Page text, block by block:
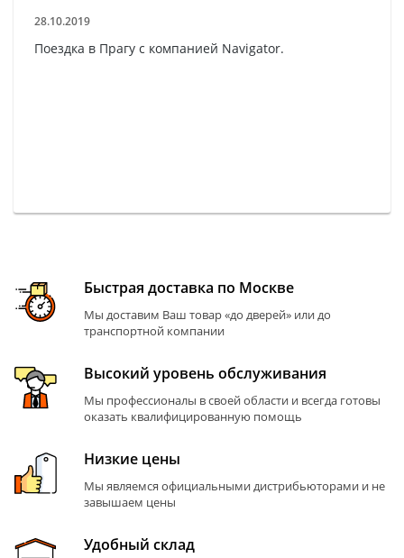
28.10.2019
Поездка в Прагу с компанией Navigator.
Быстрая доставка по Москве
Мы доставим Ваш товар «до дверей» или до
транспортной компании
Высокий уровень обслуживания
Мы профессионалы в своей области и всегда готовы
оказать квалифицированную помощь
Низкие цены
Мы являемся официальными дистрибьюторами и не
завышаем цены
Удобный склад